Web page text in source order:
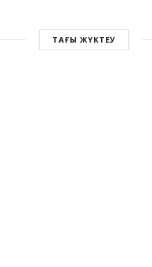
ТАҒЫ ЖҮКТЕУ